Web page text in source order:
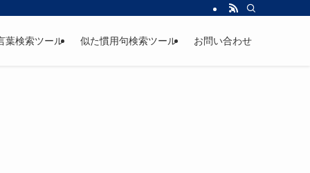
葉検索ツール 似た慣用句検索ツール お問い合わせ